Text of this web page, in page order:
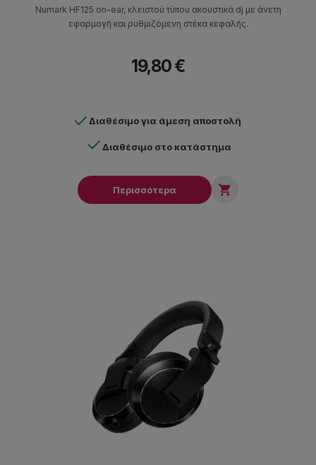
Numark HF125 on-ear, κλειστού τύπου ακουστικά dj με άνετη
εφαρμογή και ρυθμιζόμενη στέκα κεφαλής.
19,80 €
Διαθέσιμο για άμεση αποστολή
Διαθέσιμο στο κατάστημα
Περισσότερα 